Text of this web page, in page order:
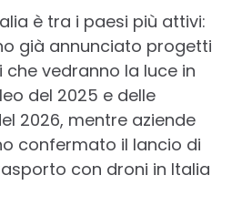
è tra i paesi più attivi:
già annunciato progetti
vedranno la luce in
del 2025 e delle
2026, mentre aziende
confermato il lancio di
con droni in Italia